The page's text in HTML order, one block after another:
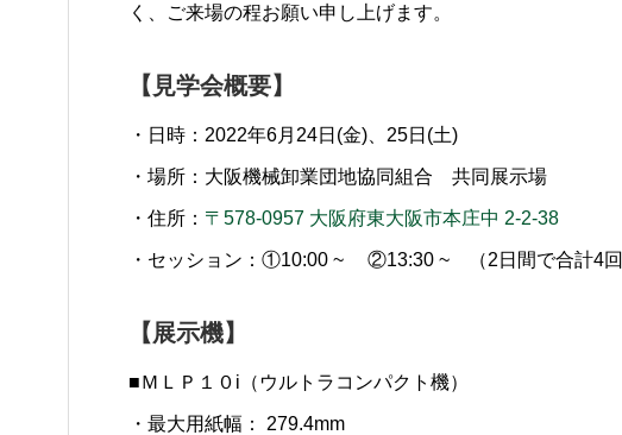
く、ご来場の程お願い申し上げます。
【見学会概要】
・日時：2022年6月24日(金)、25日(土)
・場所：大阪機械卸業団地協同組合 共同展示場
・住所： 〒578-0957 大阪府東大阪市本庄中 2-2-38
・セッション：①10:00 ~ ②13:30 ~ （2日間で合計4
【展示機】
■ＭＬＰ１０i（ウルトラコンパクト機）
・最大用紙幅： 279.4mm